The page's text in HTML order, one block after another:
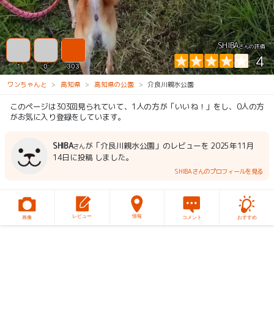
SHIBAさんの評価
4
1 0 303
ワンちゃんと 高知県 高知県の公園 介良川親水公園
このページは303回見られていて、1人の方が「いいね！」をし、0人の方
がお気に入り登録をしています。
SHIBAさんが「介良川親水公園」のレビューを 2025年11月
14日に投稿 しました。
SHIBAさんのプロフィールを見る
画像 レビュー 情報 コメント おすすめ